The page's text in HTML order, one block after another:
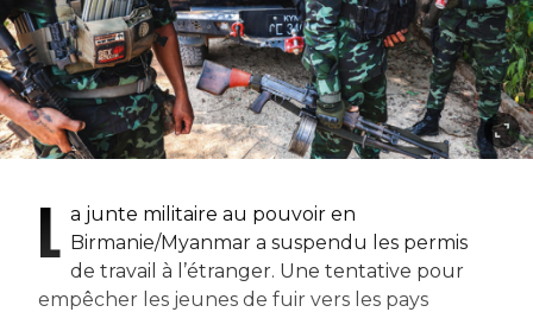
L a junte militaire au pouvoir en
Birmanie/Myanmar a suspendu les permis
de travail à l’étranger. Une tentative pour
empêcher les jeunes de fuir vers les pays